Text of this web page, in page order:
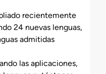
recientemente
24 nuevas lenguas,
admitidas
las aplicaciones,